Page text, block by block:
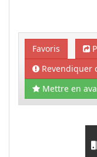
Favoris
Revendiquer
Mettre en